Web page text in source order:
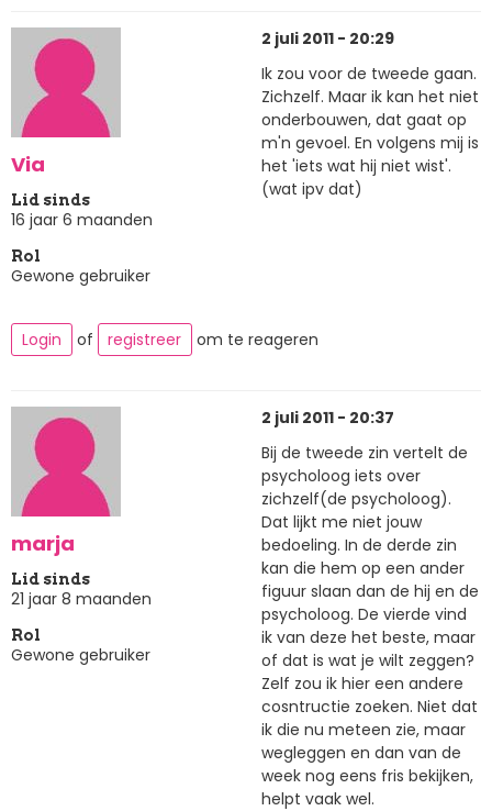
Via
Lid sinds
16 jaar 6 maanden
Rol
Gewone gebruiker
2 juli 2011 - 20:29
Ik zou voor de tweede gaan.
Zichzelf. Maar ik kan het niet
onderbouwen, dat gaat op
m'n gevoel. En volgens mij is
het 'iets wat hij niet wist'.
(wat ipv dat)
Login of registreer om te reageren
marja
Lid sinds
21 jaar 8 maanden
Rol
Gewone gebruiker
2 juli 2011 - 20:37
Bij de tweede zin vertelt de
psycholoog iets over
zichzelf(de psycholoog).
Dat lijkt me niet jouw
bedoeling. In de derde zin
kan die hem op een ander
figuur slaan dan de hij en de
psycholoog. De vierde vind
ik van deze het beste, maar
of dat is wat je wilt zeggen?
Zelf zou ik hier een andere
cosntructie zoeken. Niet dat
ik die nu meteen zie, maar
wegleggen en dan van de
week nog eens fris bekijken,
helpt vaak wel.